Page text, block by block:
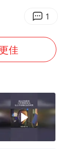
夏日经济乘“热”而上 消费市场向“新”而行
贯穿浙江
酒店花洒现排泄物住客索赔遭拒
1
佳